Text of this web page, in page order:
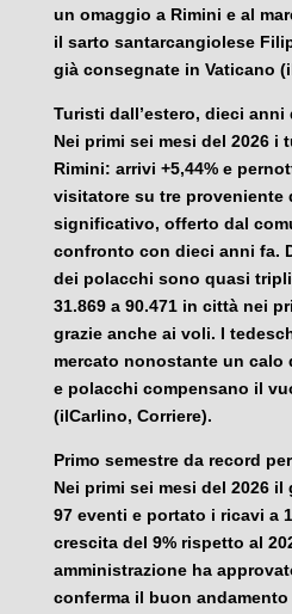
un omaggio a Rimini e al
il sarto santarcangiolese
già consegnate in Vaticano
Turisti dall’estero, dieci anni
Nei primi sei mesi del 2026 i
Rimini: arrivi +5,44% e
visitatore su tre proveniente
significativo, offerto dal
confronto con dieci anni fa.
dei polacchi sono quasi
31.869 a 90.471 in città nei
grazie anche ai voli. I
mercato nonostante un calo
e polacchi compensano il
(ilCarlino, Corriere).
Primo semestre da record
Nei primi sei mesi del 2026
97 eventi e portato i ricavi a
crescita del 9% rispetto al
amministrazione ha
conferma il buon